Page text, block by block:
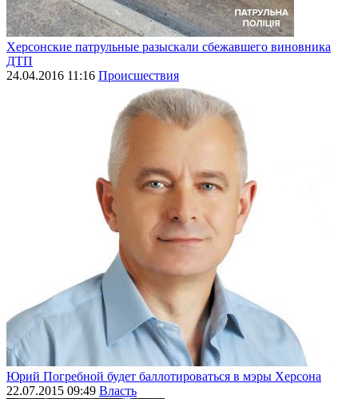
Херсонские патрульные разыскали сбежавшего виновника
ДТП
24.04.2016 11:16 Происшествия
Юрий Погребной будет баллотироваться в мэры Херсона
22.07.2015 09:49 Власть